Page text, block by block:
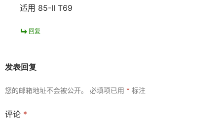
适用 85-II T69
回复
发表回复
您的邮箱地址不会被公开。 必填项已用 * 标注
评论 *